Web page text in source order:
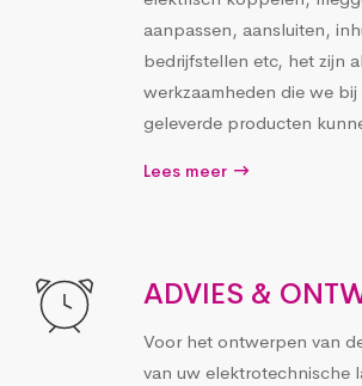
aanpassen, aansluiten,
bedrijfstellen etc, het zijn
werkzaamheden die we
geleverde producten
Lees meer
ADVIES &
Voor het ontwerpen van
van uw elektrotechnische